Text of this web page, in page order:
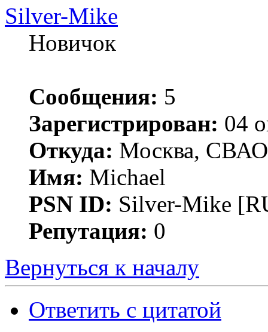
Silver-Mike
Новичок
Сообщения: 5
Зарегистрирован: 04
Откуда: Москва, СВАО
Имя: Michael
PSN ID: Silver-Mike
Репутация: 0
Вернуться к началу
Ответить с цитатой